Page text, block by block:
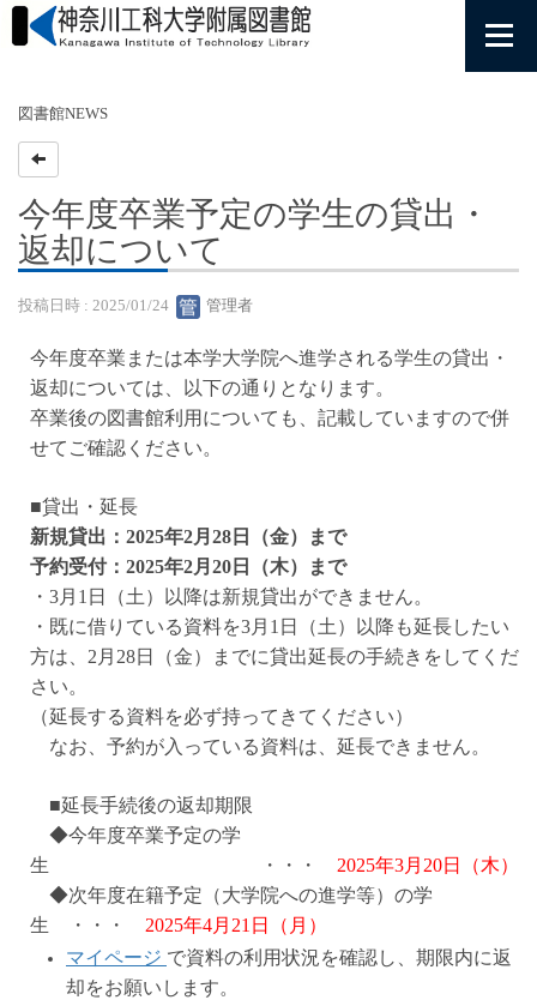
図書館NEWS
今年度卒業予定の学生の貸出・
返却について
投稿日時 : 2025/01/24 管理者
今年度卒業または本学大学院へ進学される学生の貸出・
返却については、以下の通りとなります。
卒業後の図書館利用についても、記載していますので併
せてご確認ください。
■貸出・ 延長
新規貸出：2025年2月28日（金）まで
予約受付：2025年2月20日（木）まで
・3月1日（土）以降は新規貸出ができません。
・既に借りている資料を3月1日（土）以降も延長したい
方は、 2月28日（金）までに貸出延長の手続きをしてくだ
さい。
（延長する資料を必ず持ってきてください）
なお、予約が入っている資料は、延長できません。
■延長手続後の返却期限
◆今年度卒業予定の学
生 ・・・ 2025年3月20日（木）
◆次年度在籍予定（大学院への進学等）の学
生 ・・・ 2025年4月21日（月）
マイページ で資料の利用状況を確認し、期限内に返
却をお願いします。